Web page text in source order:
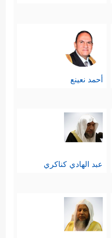
أحمد نعينع
عبد الهادي كناكري